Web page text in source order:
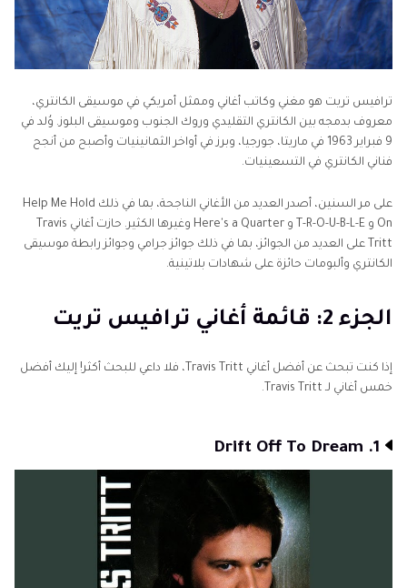
ترافيس تريت هو مغني وكاتب أغاني وممثل أمريكي في موسيقى الكانتري،
معروف بدمجه بين الكانتري التقليدي وروك الجنوب وموسيقى البلوز. وُلد في
9 فبراير 1963 في ماريتا، جورجيا، وبرز في أواخر الثمانينيات وأصبح من أنجح
فناني الكانتري في التسعينيات.
على مر السنين، أصدر العديد من الأغاني الناجحة، بما في ذلك Help Me Hold
On و T-R-O-U-B-L-E و Here's a Quarter وغيرها الكثير. حازت أغاني Travis
Tritt على العديد من الجوائز، بما في ذلك جوائز جرامي وجوائز رابطة موسيقى
الكانتري وألبومات حائزة على شهادات بلاتينية.
الجزء 2: قائمة أغاني ترافيس تريت
إذا كنت تبحث عن أفضل أغاني Travis Tritt، فلا داعي للبحث أكثر! إليك أفضل
خمس أغاني لـ Travis Tritt.
1. Drift Off To Dream